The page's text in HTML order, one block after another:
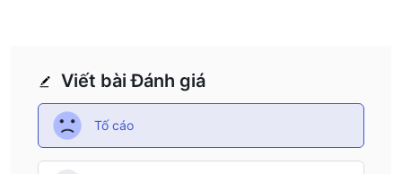
Viết bài Đánh giá
Tố cáo